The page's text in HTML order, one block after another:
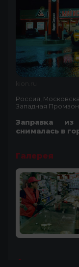
kion.ru
Россия,
Западная
Заправка
снималась в
Галерея
Фильмы